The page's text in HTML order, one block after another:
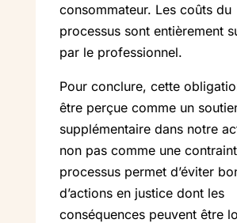
consommateur. Les coûts du
processus sont entièrement
par le professionnel.
Pour conclure, cette
être perçue comme un
supplémentaire dans notre
non pas comme une
processus permet d’éviter
d’actions en justice dont les
conséquences peuvent être